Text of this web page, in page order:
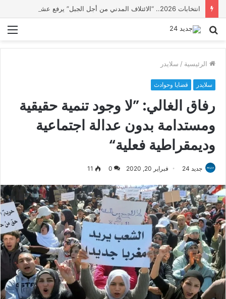
بحث
الرئيسية / سلايدر
سلايدر قضايا وحوادث
رفاق الغالي: ”لا وجود تنمية حقيقية
ومستدامة بدون عدالة اجتماعية
وديمقراطية فعلية“
جديد 24 فبراير 20, 2020 0
11